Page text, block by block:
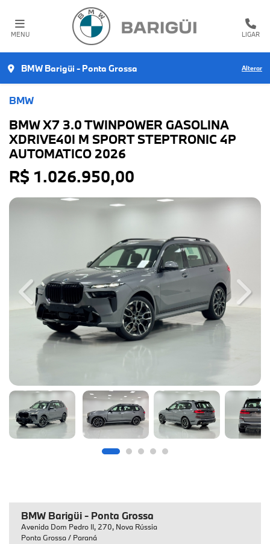
MENU LIGAR
BMW Barigüi - Ponta Grossa Alterar
BMW
BMW X7 3.0 TWINPOWER GASOLINA
XDRIVE40I M SPORT STEPTRONIC 4P
AUTOMATICO 2026
R$ 1.026.950,00
Previous Next
BMW Barigüi - Ponta Grossa
Avenida Dom Pedro II, 270, Nova Rússia
Ponta Grossa / Paraná